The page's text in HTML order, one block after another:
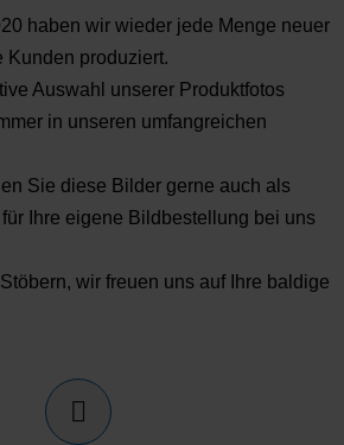
haben wir wieder jede Menge neuer
Kunden produziert.
Auswahl unserer Produktfotos
in unseren umfangreichen
Sie diese Bilder gerne auch als
Ihre eigene Bildbestellung bei uns
wir freuen uns auf Ihre baldige